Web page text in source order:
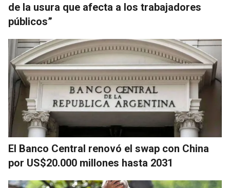
de la usura que afecta a los trabajadores
públicos”
El Banco Central renovó el swap con China
por US$20.000 millones hasta 2031